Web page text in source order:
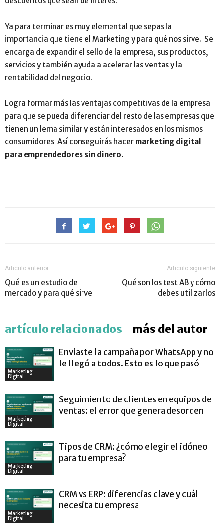
Ya para terminar es muy elemental que sepas la
importancia que tiene el Marketing y para qué nos sirve. Se
encarga de expandir el sello de la empresa, sus productos,
servicios y también ayuda a acelerar las ventas y la
rentabilidad del negocio.
Logra formar más las ventajas competitivas de la empresa
para que se pueda diferenciar del resto de las empresas que
tienen un lema similar y están interesados en los mismos
consumidores. Así conseguirás hacer marketing digital
para emprendedores sin dinero.
Artículo anterior
Qué es un estudio de
mercado y para qué sirve
Artículo siguiente
Qué son los test AB y cómo
debes utilizarlos
artículo relacionados más del autor
Marketing
Digital
Enviaste la campaña por WhatsApp y no
le llegó a todos. Esto es lo que pasó
Marketing
Digital
Seguimiento de clientes en equipos de
ventas: el error que genera desorden
Marketing
Digital
Tipos de CRM: ¿cómo elegir el idóneo
para tu empresa?
Marketing
Digital
CRM vs ERP: diferencias clave y cuál
necesita tu empresa